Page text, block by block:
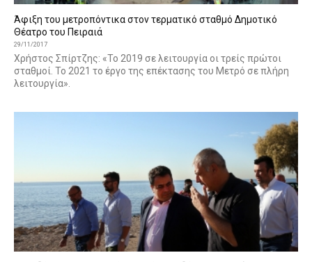
Άφιξη του μετροπόντικα στον τερματικό σταθμό Δημοτικό
Θέατρο του Πειραιά
29/11/2017
Χρήστος Σπίρτζης: «Το 2019 σε λειτουργία οι τρείς πρώτοι
σταθμοί. Το 2021 το έργο της επέκτασης του Μετρό σε πλήρη
λειτουργία».